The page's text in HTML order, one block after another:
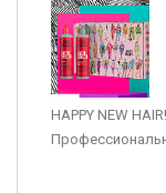
HAPPY NEW